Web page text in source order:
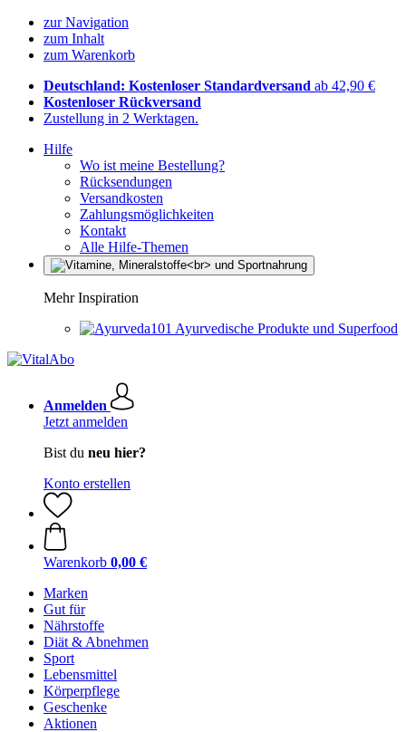
zur Navigation
zum Inhalt
zum Warenkorb
Deutschland: Kostenloser Standardversand ab 42,90 €
Kostenloser Rückversand
Zustellung in 2 Werktagen.
Hilfe
Wo ist meine Bestellung?
Rücksendungen
Versandkosten
Zahlungsmöglichkeiten
Kontakt
Alle Hilfe-Themen
Mehr Inspiration
Ayurvedische Produkte und Superfood
Anmelden
Jetzt anmelden
Bist du neu hier?
Konto erstellen
Warenkorb 0,00 €
Marken
Gut für
Nährstoffe
Diät & Abnehmen
Sport
Lebensmittel
Körperpflege
Geschenke
Aktionen